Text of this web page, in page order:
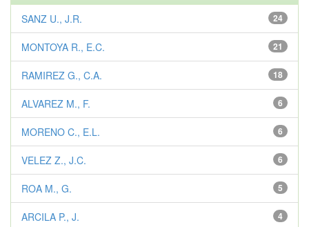
24
SANZ U., J.R.
21
MONTOYA R., E.C.
18
RAMIREZ G., C.A.
6
ALVAREZ M., F.
6
MORENO C., E.L.
6
VELEZ Z., J.C.
5
ROA M., G.
4
ARCILA P., J.